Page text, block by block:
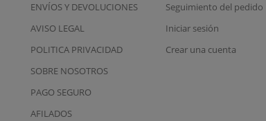
ENVÍOS Y DEVOLUCIONES
AVISO LEGAL
POLITICA PRIVACIDAD
SOBRE NOSOTROS
PAGO SEGURO
AFILADOS
Seguimiento del pedido
Iniciar sesión
Crear una cuenta